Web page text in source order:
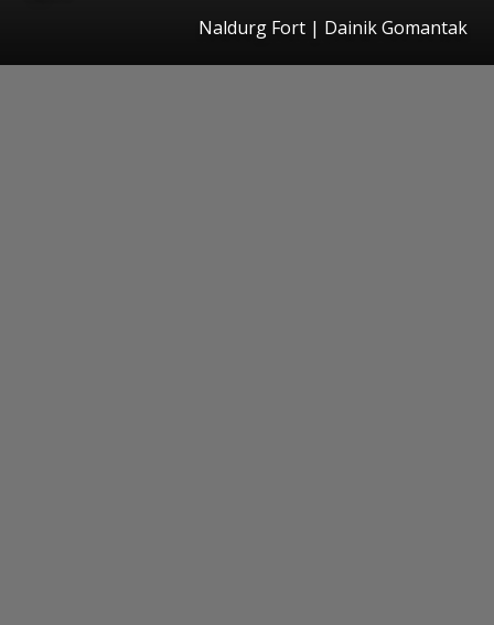
Naldurg Fort | Dainik Gomantak